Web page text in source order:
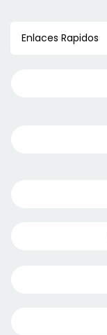
Enlaces Rapidos